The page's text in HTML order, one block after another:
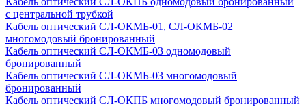
с центральной трубкой
Кабель оптический СЛ-ОКМБ-01, СЛ-ОКМБ-02
многомодовый бронированный
Кабель оптический СЛ-ОКМБ-03 одномодовый
бронированный
Кабель оптический СЛ-ОКМБ-03 многомодовый
бронированный
Кабель оптический СЛ-ОКПБ многомодовый бронированный